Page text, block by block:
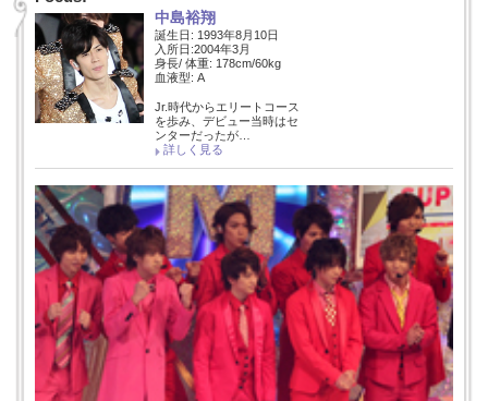
中島裕翔
誕生日: 1993年8月10日
入所日:2004年3月
身長/ 体重: 178cm/60kg
血液型: A
Jr.時代からエリートコース
を歩み、デビュー当時はセ
ンターだったが…
詳しく見る